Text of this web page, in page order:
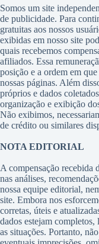
Somos um site
de publicidade. Para
gratuitas aos nossos
exibidas em nosso site
quais recebemos
afiliados. Essa
posição e a ordem em
nossas páginas. Além
próprios e dados
organização e exibição
Não exibimos,
de crédito ou similares
NOTA EDITORIAL
A compensação recebida
nas análises,
nossa equipe editorial,
site. Embora nos
corretas, úteis e
dados estejam
as situações. Portanto,